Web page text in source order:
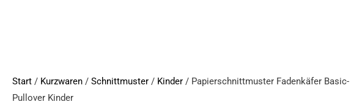
Start / Kurzwaren / Schnittmuster / Kinder / Papierschnittmuster Fadenkäfer Basic-
Pullover Kinder
Kinder
Menge